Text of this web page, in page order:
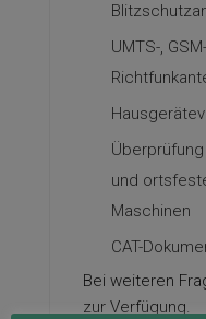
UMTS-,
und
Maschinen
CAT-
Bei weiteren
zur Verfügung.